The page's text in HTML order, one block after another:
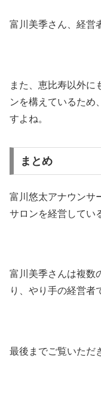
富川美季さん、経営
また、恵比寿以外に
ンを構えているため
すよね。
まとめ
富川悠太アナウンサ
サロンを経営してい
富川美季さんは複数
り、やり手の経営者
最後までご覧いただ